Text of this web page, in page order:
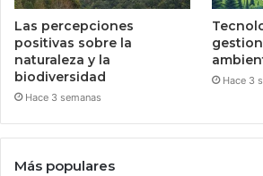
Las percepciones
positivas sobre la
naturaleza y la
biodiversidad
Hace 3 semanas
Hace 3
Más populares